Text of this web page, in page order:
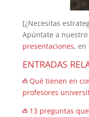
[¿Necesitas
Apúntate a
presentaciones, en
ENTRADAS
Qué tienen en
profesores
13 preguntas